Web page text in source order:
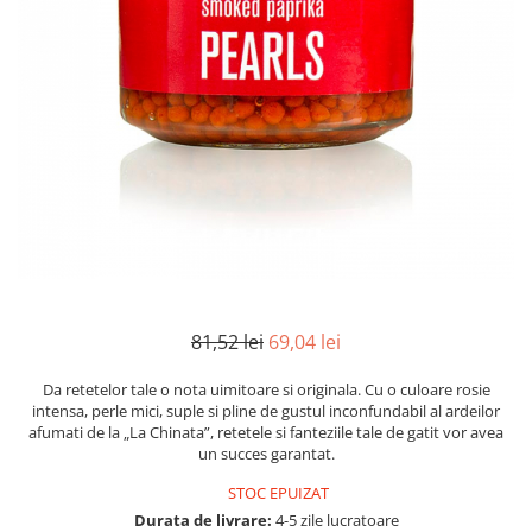
Mustar si specialitati din mustar
Alte tipuri de otet
Crema de otet balsamic si
Piper
Produse de patiserie
Sare de mare din Franta / Italia /
Razatoare, peelere, feliatoare
Forme de copt
Placi de taiere
Suporturi pentru oale
Capace pentru vase de gatit
Vase cu inductie
81,52 lei 69,04 lei
Da retetelor tale o nota uimitoare si originala. Cu o culoare rosie
intensa, perle mici, suple si pline de gustul inconfundabil al ardeilor
afumati de la „La Chinata”, retetele si fanteziile tale de gatit vor avea
un succes garantat.
STOC EPUIZAT
Durata de livrare: 4-5 zile lucratoare